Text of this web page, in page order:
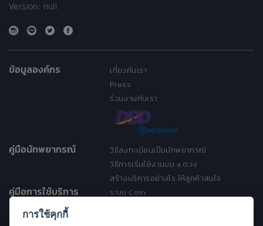
Version: null
ข้อมูลองค์กร
เกี่ยวกับเรา
Press
ร่วมงานกับเรา
คู่มือนักพยากรณ์
วิธีลงทะเบียนเป็นนักพยากรณ์
วิธีการเริ่มใช้งานบน a ดวง
สร้างบริการอย่างไร ให้ลูกค้าสนใจ
คู่มือการใช้บริการ
ระบบ Coin
การใช้คุกกี้